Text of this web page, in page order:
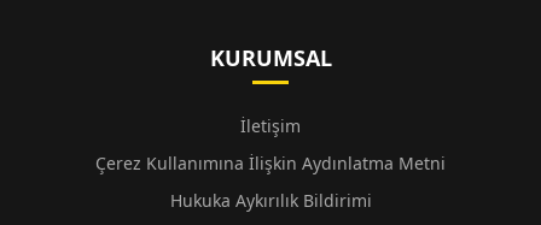
KURUMSAL
İletişim
Çerez Kullanımına İlişkin Aydınlatma Metni
Hukuka Aykırılık Bildirimi